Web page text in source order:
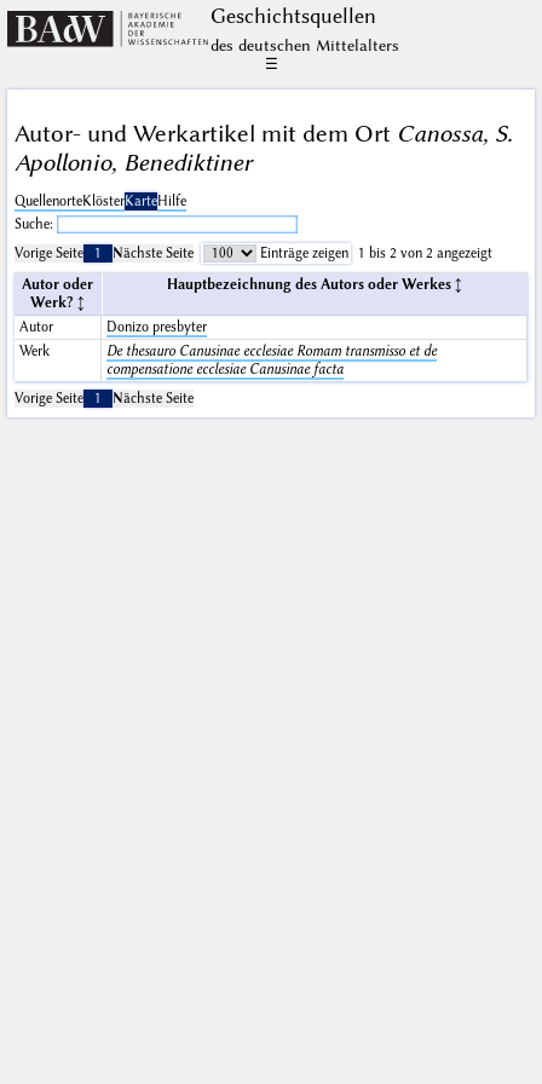
Geschichts­quellen
des deutschen Mittelalters
☰
Autor- und Werkartikel mit dem Ort Canossa, S.
Apollonio, Benediktiner
QuellenorteKlösterKarteHilfe
Suche:
Vorige Seite
1 Nächste Seite Einträge zeigen
1 bis 2 von 2 angezeigt
Autor oder
Werk?
Hauptbezeichnung des Autors oder Werkes
Autor
Donizo presbyter
Werk
De thesauro Canusinae ecclesiae Romam transmisso et de
compensatione ecclesiae Canusinae facta
Vorige Seite
1 Nächste Seite